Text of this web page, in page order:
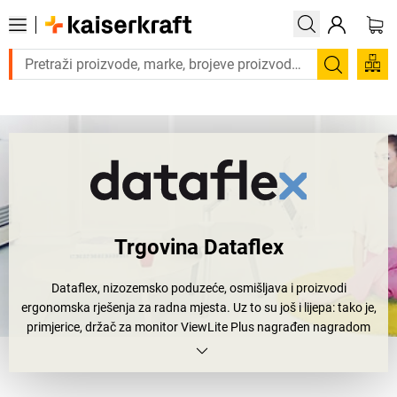
Trebate proizvod hitno? Pogledajte našu ponudu proizvoda s
Trgovina Dataflex
Dataflex, nizozemsko poduzeće, osmišljava i proizvodi
ergonomska rješenja za radna mjesta. Uz to su još i lijepa: tako je,
primjerice, držač za monitor ViewLite Plus nagrađen nagradom
A'Design Gold Award za konstrukciju i tehnički dizajn. Nije to samo